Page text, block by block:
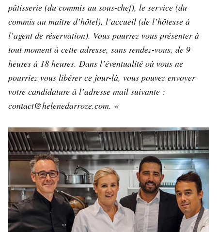
pâtisserie (du commis au sous-chef), le service (du
commis au maître d’hôtel), l’accueil (de l’hôtesse à
l’agent de réservation). Vous pourrez vous présenter à
tout moment à cette adresse, sans rendez-vous, de 9
heures à 18 heures. Dans l’éventualité où vous ne
pourriez vous libérer ce jour-là, vous pouvez envoyer
votre candidature à l’adresse mail suivante :
contact@helenedarroze.com. «